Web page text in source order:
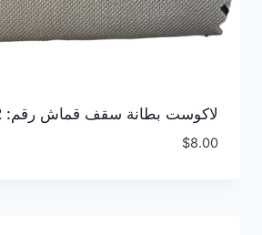
لاكوست بطانة سقف قماش رقم: 52
$8.00